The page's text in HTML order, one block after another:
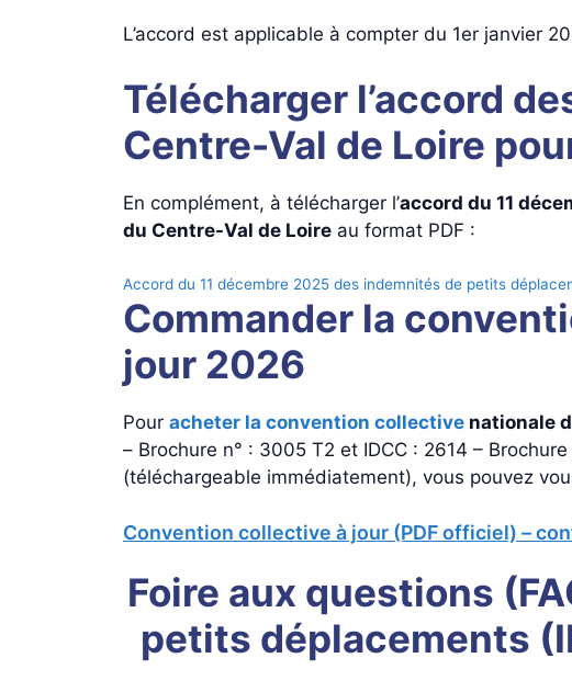
L’accord est applicable à compter du 1er janvier
Télécharger l’accord
Centre-Val de Loire
En complément, à télécharger l’accord du 11
du Centre-Val de Loire au format PDF :
Accord du 11 décembre 2025 des indemnités de petits
Commander la
jour 2026
Pour acheter la convention collective nationale
– Brochure n° : 3005 T2 et IDCC : 2614 –
(téléchargeable immédiatement), vous pouvez
Convention collective à jour (PDF officiel) –
Foire aux questions
petits déplacements